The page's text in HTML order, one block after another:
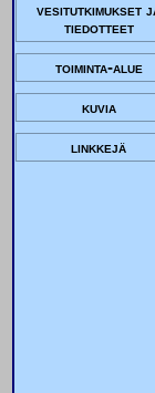
vesitutkimukset
tiedotteet
toiminta-alue
kuvia
linkkejä